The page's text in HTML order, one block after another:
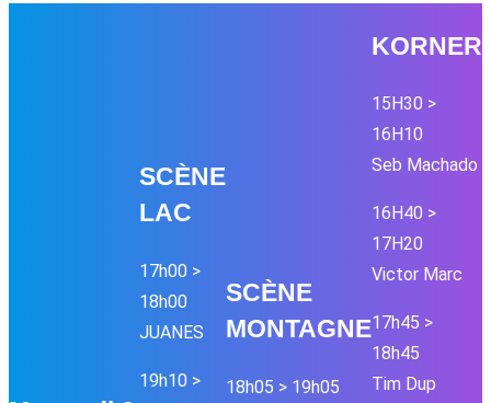
SCÈNE
LAC
17h00 >
18h00
JUANES
19h10 >
SCÈNE
MONTAGNE
18h05 > 19h05
KORNER
15H30 >
16H10
Seb Machado
16H40 >
17H20
Victor Marc
17h45 >
18h45
Tim Dup